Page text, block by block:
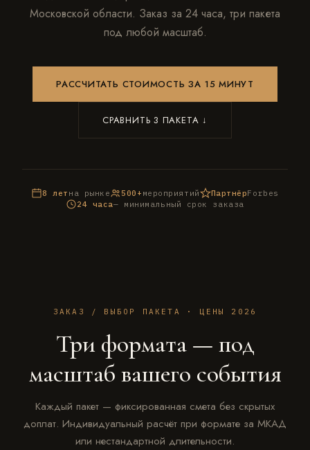
Московской области. Заказ за 24 часа, три пакета
под любой масштаб.
РАССЧИТАТЬ СТОИМОСТЬ ЗА 15 МИНУТ
СРАВНИТЬ 3 ПАКЕТА ↓
8 лет на рынке 500+ мероприятий ПартнёрForbes
24 часа— минимальный срок заказа
ЗАКАЗ / ВЫБОР ПАКЕТА · ЦЕНЫ 2026
Три формата — под
масштаб вашего события
Каждый пакет — фиксированная смета без скрытых
доплат. Индивидуальный расчёт при формате за МКАД
или нестандартной длительности.